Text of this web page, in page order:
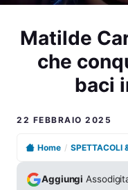
Matilde
che
baci
22 FEBBRAIO 2025
Home / SPETTACOLI
Aggiungi